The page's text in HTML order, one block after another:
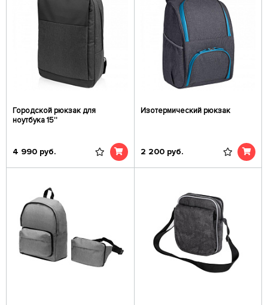
Городской рюкзак для
ноутбука 15''
4 990 руб.
Изотермический рюкзак
2 200 руб.